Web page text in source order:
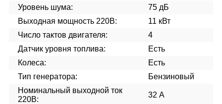
Уровень шума:
75 дБ
Выходная мощность 220В:
11 кВт
Число тактов двигателя:
4
Датчик уровня топлива:
Есть
Колеса:
Есть
Тип генератора:
Бензиновый
Номинальный выходной ток
220В:
32 А